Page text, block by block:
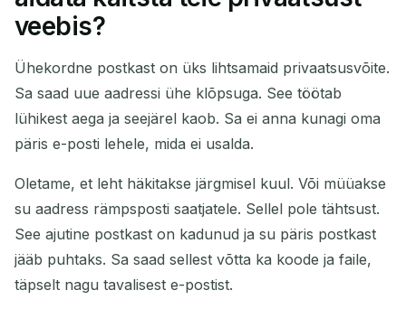
veebis?
Ühekordne postkast on üks lihtsamaid privaatsusvõite.
Sa saad uue aadressi ühe klõpsuga. See töötab
lühikest aega ja seejärel kaob. Sa ei anna kunagi oma
päris e-posti lehele, mida ei usalda.
Oletame, et leht häkitakse järgmisel kuul. Või müüakse
su aadress rämpsposti saatjatele. Sellel pole tähtsust.
See ajutine postkast on kadunud ja su päris postkast
jääb puhtaks. Sa saad sellest võtta ka koode ja faile,
täpselt nagu tavalisest e-postist.